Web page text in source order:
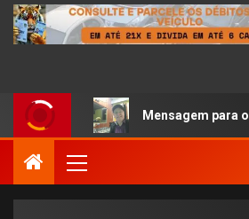
​Mensagem para